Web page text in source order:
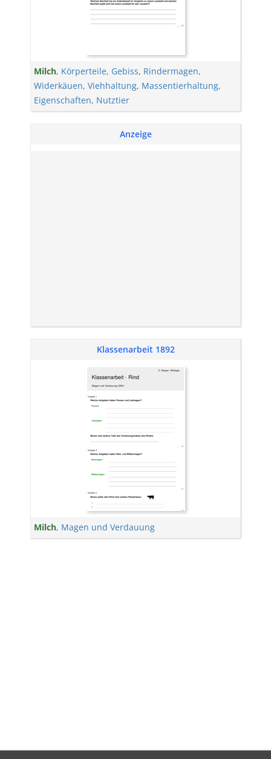
Milch, Körperteile, Gebiss, Rindermagen,
Widerkäuen, Viehhaltung, Massentierhaltung,
Eigenschaften, Nutztier
Anzeige
Klassenarbeit 1892
Milch, Magen und Verdauung